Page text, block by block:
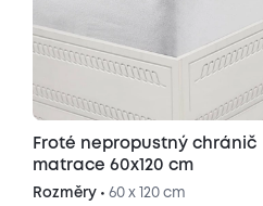
Froté nepropustný chránič
matrace 60x120 cm
Rozměry • 60 x 120 cm